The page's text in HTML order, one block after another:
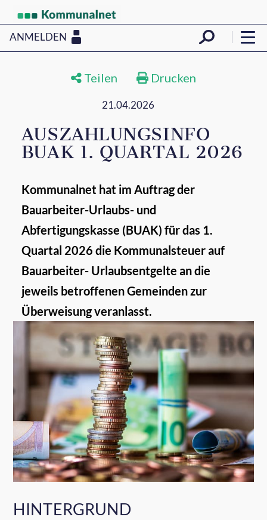
ANMELDEN
Teilen Drucken
21.04.2026
AUSZAHLUNGSINFO
BUAK 1. QUARTAL 2026
Kommunalnet hat im Auftrag der
Bauarbeiter-Urlaubs- und
Abfertigungskasse (BUAK) für das 1.
Quartal 2026 die Kommunalsteuer auf
Bauarbeiter- Urlaubsentgelte an die
jeweils betroffenen Gemeinden zur
Überweisung veranlasst.
HINTERGRUND